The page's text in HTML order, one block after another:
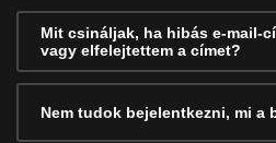
Mit csináljak, ha hibás e-mail-
vagy elfelejtettem a címet?
Nem tudok bejelentkezni, mi a